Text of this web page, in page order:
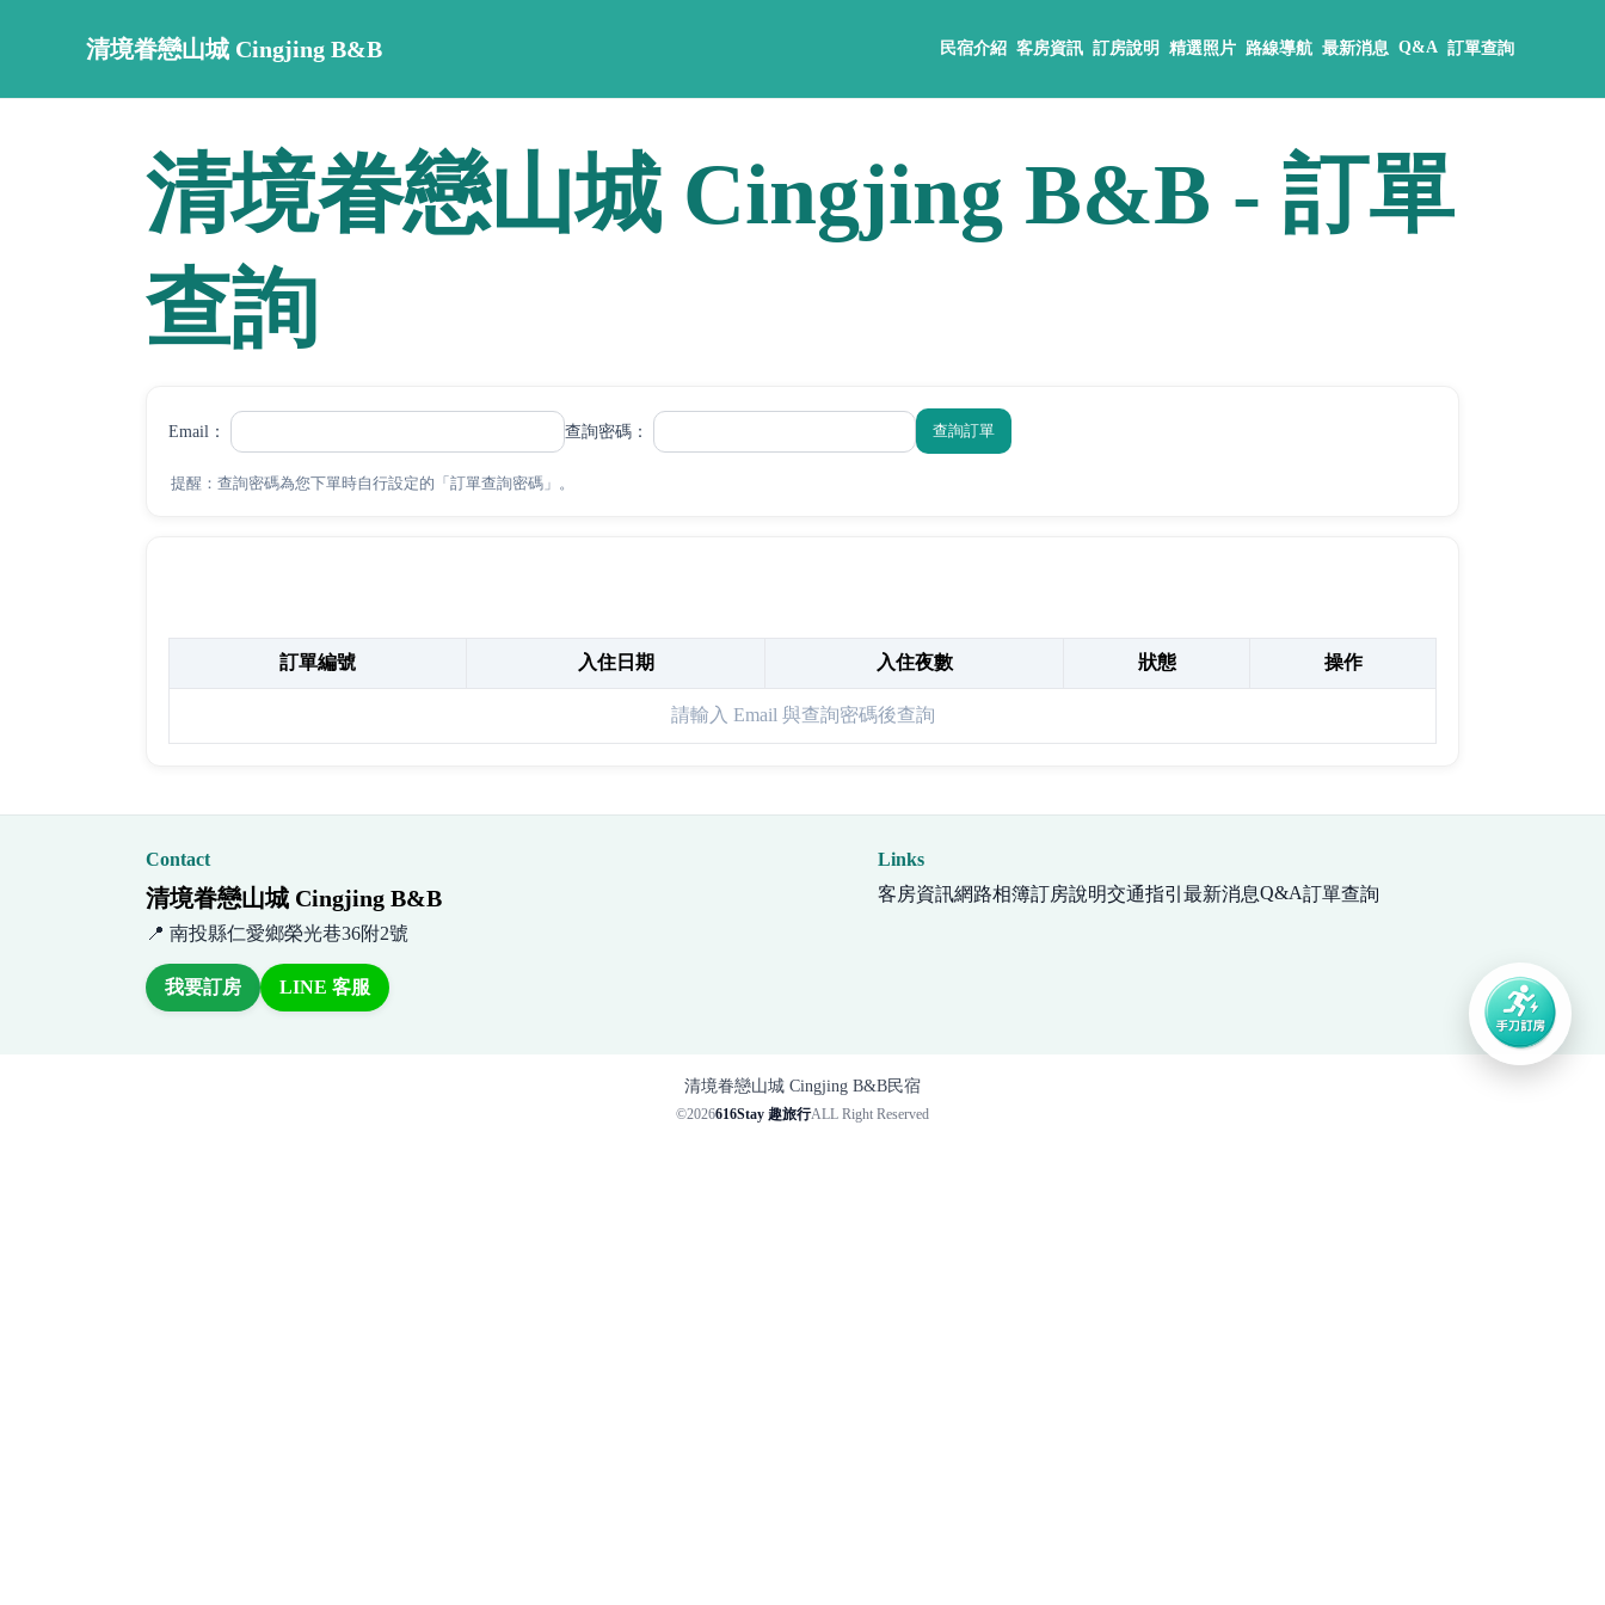
清境眷戀山城 Cingjing B&B 民宿介紹 客房資訊 訂房說明 精選照片 路線導航 最新消息 Q&A 訂單查詢
‹ ›
清境眷戀山城 Cingjing B&B - 訂單
查詢
Email： 查詢密碼： 查詢訂單
提醒：查詢密碼為您下單時自行設定的「訂單查詢密碼」。
訂單編號 入住日期 入住夜數 狀態 操作
請輸入 Email 與查詢密碼後查詢
Contact
清境眷戀山城 Cingjing B&B
📍 南投縣仁愛鄉榮光巷36附2號
我要訂房 LINE 客服
Links
客房資訊網路相簿訂房說明交通指引 最新消息Q&A訂單查詢
清境眷戀山城 Cingjing B&B民宿
©2026616Stay 趣旅行ALL Right Reserved